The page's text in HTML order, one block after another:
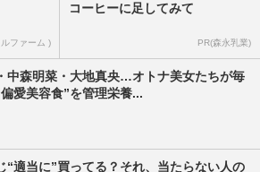
ファーム )
コーヒーに足してみて
PR(森永乳業)
中森明菜・大地真央…オトナ美女たちが毎
愛美容食”を管理栄養...
“適当に”買ってる？それ、当たらない人の